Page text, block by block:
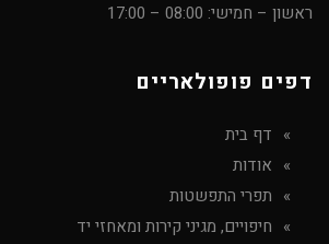
ראשון – חמישי: 08:00 – 17:00
דפים פופולאריים
דף בית
אודות
תפרי התפשטות
חיפויים, מגיני קירות ומאחזי יד